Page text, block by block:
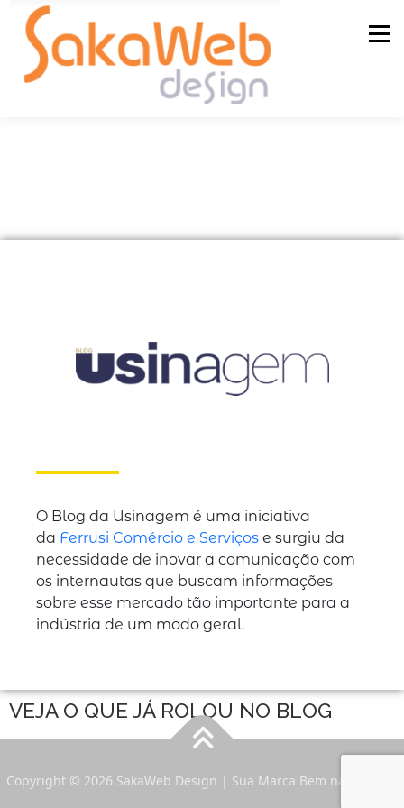
Menu
O Blog da Usinagem é uma iniciativa
da Ferrusi Comércio e Serviços e surgiu da
necessidade de inovar a comunicação com
os internautas que buscam informações
sobre esse mercado tão importante para a
indústria de um modo geral.
VEJA O QUE JÁ ROLOU NO BLOG
Copyright © 2026 SakaWeb Design | Sua Marca Bem na Internet